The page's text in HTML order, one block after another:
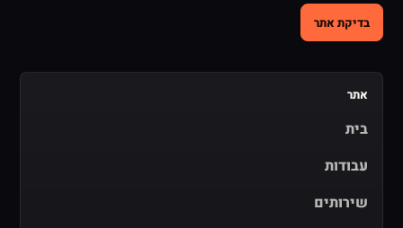
בדיקת אתר
אתר
בית
עבודות
שירותים